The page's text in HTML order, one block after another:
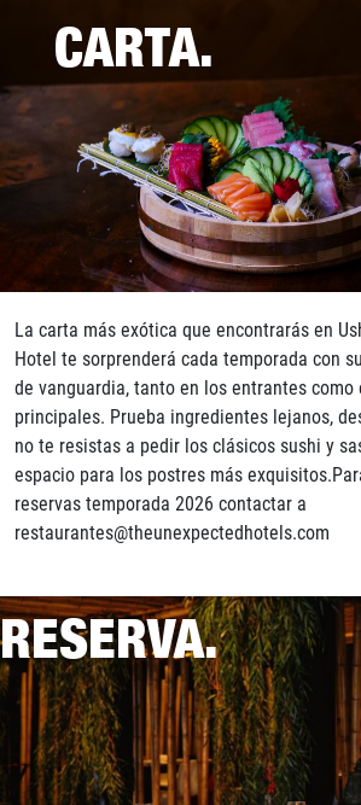
CARTA.
La carta más exótica que encontrarás en
Hotel te sorprenderá cada temporada con
de vanguardia, tanto en los entrantes como
principales. Prueba ingredientes lejanos,
no te resistas a pedir los clásicos sushi y
espacio para los postres más
reservas temporada 2026 contactar a
restaurantes@theunexpectedhotels.com
RESERVA.